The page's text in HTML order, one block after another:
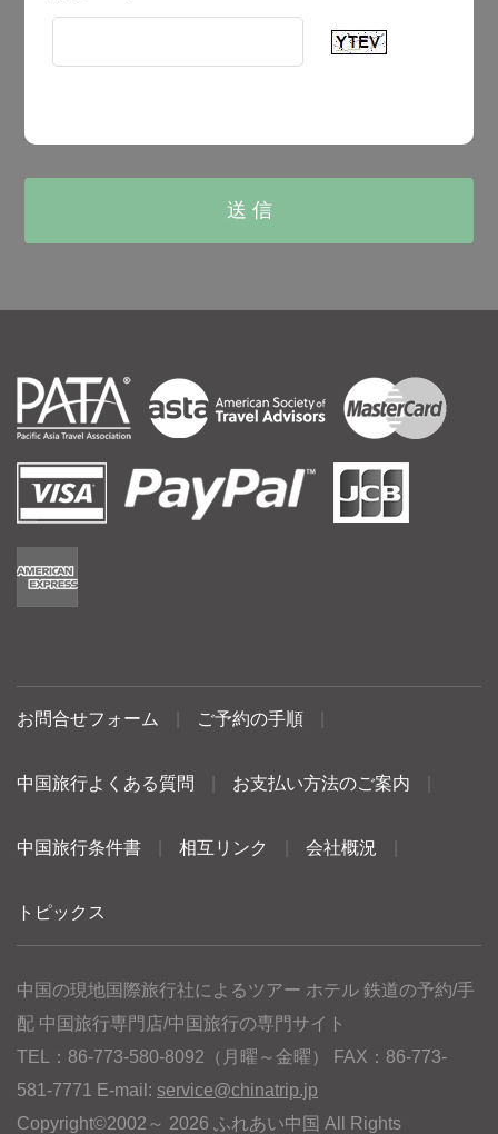
お問合せフォーム ご予約の手順
中国旅行よくある質問 お支払い方法のご案内
中国旅行条件書 相互リンク 会社概況
トピックス
中国の現地国際旅行社によるツアー ホテル 鉄道の予約/手
配 中国旅行専門店/中国旅行の専門サイト
TEL：86-773-580-8092（月曜～金曜） FAX：86-773-
581-7771 E-mail: service@chinatrip.jp
Copyright©2002～ 2026 ふれあい中国 All Rights